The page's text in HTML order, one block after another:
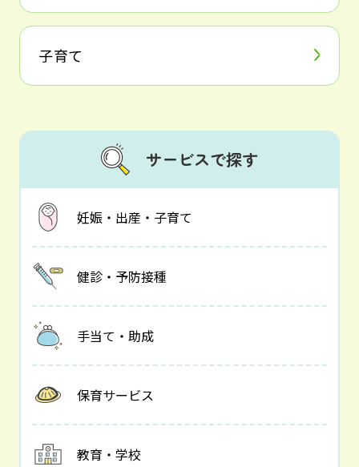
子育て
サービスで探す
妊娠・出産・子育て
健診・予防接種
手当て・助成
保育サービス
教育・学校